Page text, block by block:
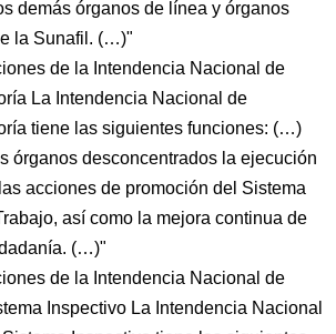
demás órganos de línea y órganos
la Sunafil. (…)"
de la Intendencia Nacional de
La Intendencia Nacional de
tiene las siguientes funciones: (…)
órganos desconcentrados la ejecución
acciones de promoción del Sistema
así como la mejora continua de
(…)"
de la Intendencia Nacional de
Inspectivo La Intendencia Nacional